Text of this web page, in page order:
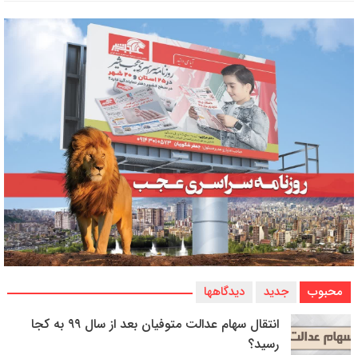
محبوب جدید دیدگاهها
انتقال سهام عدالت متوفیان بعد از سال ۹۹ به کجا
رسید؟